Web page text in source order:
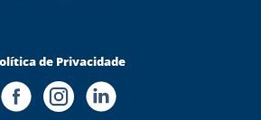
de Privacidade